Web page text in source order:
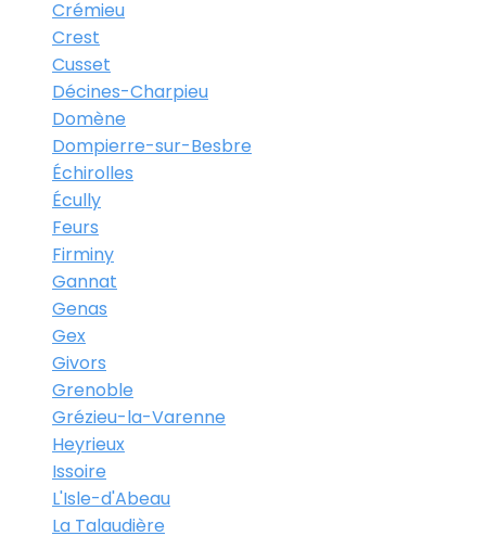
Crémieu
Crest
Cusset
Décines-Charpieu
Domène
Dompierre-sur-Besbre
Échirolles
Écully
Feurs
Firminy
Gannat
Genas
Gex
Givors
Grenoble
Grézieu-la-Varenne
Heyrieux
Issoire
L'Isle-d'Abeau
La Talaudière